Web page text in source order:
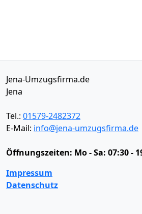
Jena-Umzugsfirma.de
Jena
Tel.: 01579-2482372
E-Mail: info@jena-umzugsfirma.de
Öffnungszeiten: Mo - Sa: 07:30 -
Impressum
Datenschutz